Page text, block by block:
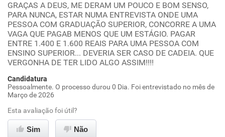
GRAÇAS A DEUS, ME DERAM UM POUCO E BOM SENSO,
PARA NUNCA, ESTAR NUMA ENTREVISTA ONDE UMA
PESSOA COM GRADUAÇÃO SUPERIOR, CONCORRE A UMA
VAGA QUE PAGAB MENOS QUE UM ESTÁGIO. PAGAR
ENTRE 1.400 E 1.600 REAIS PARA UMA PESSOA COM
ENSINO SUPERIOR... DEVERIA SER CASO DE CADEIA. QUE
VERGONHA DE TER LIDO ALGO ASSIM!!!!
Candidatura
Pessoalmente. O processo durou 0 Dia. Foi entrevistado no mês de
Março de 2026
Esta avaliação foi útil?
Sim Não